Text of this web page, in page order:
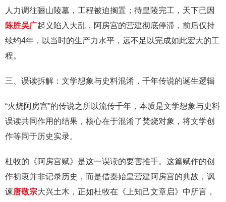
人力调往骊山陵墓，工程被迫搁置；待皇陵完工，天下已因
陈胜吴广起义陷入大乱，阿房宫的营建彻底停滞，前后仅持
续约4年，以当时的生产力水平，远不足以完成如此宏大的工
程。
三、误读拆解：文学想象与史料混淆，千年传说的诞生逻辑
“火烧阿房宫”的传说之所以流传千年，本质是文学想象与史料
误读共同作用的结果，核心在于混淆了焚烧对象，将文学创
作等同于历史实录。
杜牧的《阿房宫赋》是这一误读的要害推手。这篇赋作的创
作初衷并非记录历史，而是借秦始皇营建阿房宫的典故，讽
谏唐敬宗大兴土木，正如杜牧在《上知己文章启》中所言，